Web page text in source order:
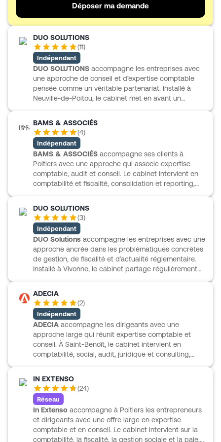
Déposer ma demande
DUO SOLUTIONS
(11)
Indépendant
DUO SOLUTIONS accompagne les entreprises avec
une approche de conseil et d’expertise comptable
pensée comme un véritable partenariat. Installé à
Neuville-de-Poitou, le cabinet met en avant un
organisés autour des besoins des dirigeants. Son
positionnement associe expertise comptable et
conseil, dans une logique de suivi durable de
l’entreprise. DUO SOLUTIONS anime aussi une vie de
réseau à travers le Club DUO et partage
régulièrement des actualités ainsi que des rendez-
vous utiles. Une présentation sobre et claire, tournée
vers l’accompagnement des professionnels au fil de
BAMS & ASSOCIÉS
(4)
Indépendant
BAMS & ASSOCIÉS accompagne ses clients à
Poitiers avec une approche qui associe expertise
comptable, audit et conseil. Le cabinet intervient en
comptabilité et fiscalité, consolidation et reporting,
l’externalisation des fonctions comptables et
financières ou le management de transition. BAMS &
ASSOCIÉS développe aussi un accompagnement à
l’international et sur les enjeux de durabilité,
notamment autour de la CSRD. L’ensemble s’appuie
sur un fonctionnement tourné vers l’humain, la
réactivité et des outils collaboratifs pensés pour
DUO SOLUTIONS
(3)
Indépendant
DUO Solutions accompagne les entreprises avec une
approche ancrée dans les problématiques concrètes
de gestion, de fiscalité et d’actualité réglementaire.
Installé à Vivonne, le cabinet partage régulièrement
encore les évolutions touchant les entreprises et le
monde agricole. Cette présence éditoriale traduit une
veille active et un suivi attentif des sujets qui
comptent pour les dirigeants. DUO Solutions s’inscrit
ainsi dans un accompagnement comptable et fiscal
de proximité, avec une attention portée aux besoins
des professionnels au quotidien.
ADECIA
(2)
Indépendant
ADECIA accompagne les dirigeants avec une
approche large qui réunit expertise comptable et
conseil. À Saint-Benoît, le cabinet intervient en
comptabilité, social, audit, juridique et consulting,
aussi une activité de Family Officer, avec des missions
en planification patrimoniale, gestion de patrimoine,
planification fiscale et gestion administrative. Cette
organisation permet d’aborder aussi bien le pilotage
courant que les projets plus structurants, comme une
acquisition d’entreprise, avec un accompagnement
IN EXTENSO
(24)
Réseau
In Extenso accompagne à Poitiers les entrepreneurs
et dirigeants avec une offre large en expertise
comptable et en conseil. Le cabinet intervient sur la
comptabilité, la fiscalité, la gestion sociale et la paie,